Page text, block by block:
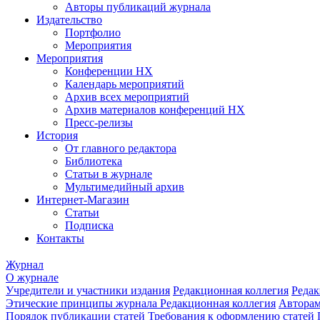
Авторы публикаций журнала
Издательство
Портфолио
Мероприятия
Мероприятия
Конференции НХ
Календарь мероприятий
Архив всех мероприятий
Архив материалов конференций НХ
Пресс-релизы
История
От главного редактора
Библиотека
Статьи в журнале
Мультимедийный архив
Интернет-Магазин
Статьи
Подписка
Контакты
Журнал
О журнале
Учредители и участники издания Редакционная коллегия
Этические принципы журнала Редакционная коллегия
Порядок публикации статей Требования к оформлению статей